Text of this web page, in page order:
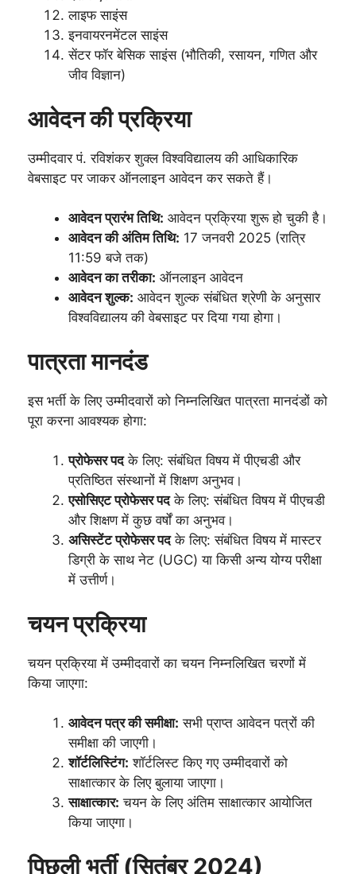
लाइफ साइंस
इनवायरनमेंटल साइंस
सेंटर फॉर बेसिक साइंस (भौतिकी, रसायन, गणित और
जीव विज्ञान)
आवेदन की प्रक्रिया
उम्मीदवार पं. रविशंकर शुक्ल विश्वविद्यालय की आधिकारिक
वेबसाइट पर जाकर ऑनलाइन आवेदन कर सकते हैं।
आवेदन प्रारंभ तिथि: आवेदन प्रक्रिया शुरू हो चुकी है।
आवेदन की अंतिम तिथि: 17 जनवरी 2025 (रात्रि
11:59 बजे तक)
आवेदन का तरीका: ऑनलाइन आवेदन
आवेदन शुल्क: आवेदन शुल्क संबंधित श्रेणी के अनुसार
विश्वविद्यालय की वेबसाइट पर दिया गया होगा।
पात्रता मानदंड
इस भर्ती के लिए उम्मीदवारों को निम्नलिखित पात्रता मानदंडों को
पूरा करना आवश्यक होगा:
प्रोफेसर पदके लिए: संबंधित विषय में पीएचडी और
प्रतिष्ठित संस्थानों में शिक्षण अनुभव।
एसोसिएट प्रोफेसर पदके लिए: संबंधित विषय में पीएचडी
और शिक्षण में कुछ वर्षों का अनुभव।
असिस्टेंट प्रोफेसर पदके लिए: संबंधित विषय में मास्टर
डिग्री के साथ नेट (UGC) या किसी अन्य योग्य परीक्षा
में उत्तीर्ण।
चयन प्रक्रिया
चयन प्रक्रिया में उम्मीदवारों का चयन निम्नलिखित चरणों में
किया जाएगा:
आवेदन पत्र की समीक्षा: सभी प्राप्त आवेदन पत्रों की
समीक्षा की जाएगी।
शॉर्टलिस्टिंग: शॉर्टलिस्ट किए गए उम्मीदवारों को
साक्षात्कार के लिए बुलाया जाएगा।
साक्षात्कार: चयन के लिए अंतिम साक्षात्कार आयोजित
किया जाएगा।
पिछली भर्ती (सितंबर 2024)